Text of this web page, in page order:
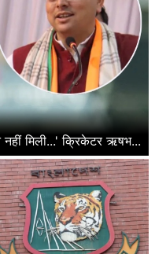
मिली...' क्रिकेटर ऋषभ...